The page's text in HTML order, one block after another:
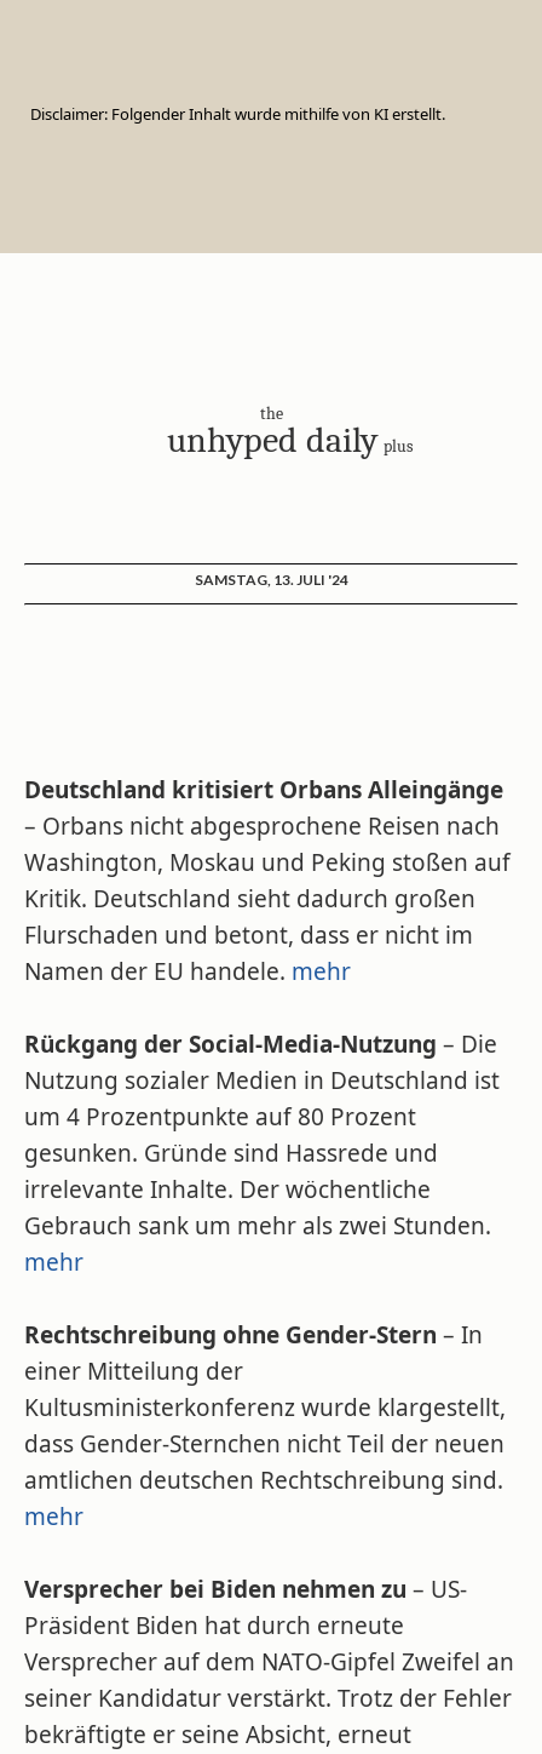
Disclaimer: Folgender Inhalt wurde mithilfe von KI erstellt.
the
unhyped daily plus
SAMSTAG, 13. JULI '24
Deutschland kritisiert Orbans Alleingänge
– Orbans nicht abgesprochene Reisen nach
Washington, Moskau und Peking stoßen auf
Kritik. Deutschland sieht dadurch großen
Flurschaden und betont, dass er nicht im
Namen der EU handele. mehr
Rückgang der Social-Media-Nutzung – Die
Nutzung sozialer Medien in Deutschland ist
um 4 Prozentpunkte auf 80 Prozent
gesunken. Gründe sind Hassrede und
irrelevante Inhalte. Der wöchentliche
Gebrauch sank um mehr als zwei Stunden.
mehr
Rechtschreibung ohne Gender-Stern – In
einer Mitteilung der
Kultusministerkonferenz wurde klargestellt,
dass Gender-Sternchen nicht Teil der neuen
amtlichen deutschen Rechtschreibung sind.
mehr
Versprecher bei Biden nehmen zu – US-
Präsident Biden hat durch erneute
Versprecher auf dem NATO-Gipfel Zweifel an
seiner Kandidatur verstärkt. Trotz der Fehler
bekräftigte er seine Absicht, erneut